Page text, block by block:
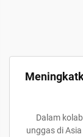
Dalam
unggas di